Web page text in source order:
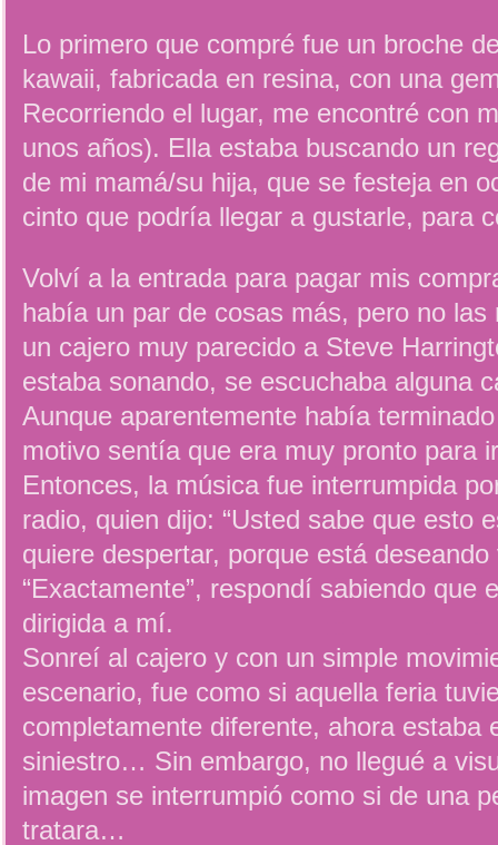
Lo primero que compré fue un broche
kawaii, fabricada en resina, con una
Recorriendo el lugar, me encontré con
unos años). Ella estaba buscando un
de mi mamá/su hija, que se festeja en
cinto que podría llegar a gustarle, para
Volví a la entrada para pagar mis
había un par de cosas más, pero no las
un cajero muy parecido a Steve
estaba sonando, se escuchaba alguna
Aunque aparentemente había
motivo sentía que era muy pronto para
Entonces, la música fue interrumpida
radio, quien dijo: “Usted sabe que esto
quiere despertar, porque está deseando
“Exactamente”, respondí sabiendo que
dirigida a mí.
Sonreí al cajero y con un simple
escenario, fue como si aquella feria
completamente diferente, ahora estaba
siniestro… Sin embargo, no llegué a
imagen se interrumpió como si de una
tratara…